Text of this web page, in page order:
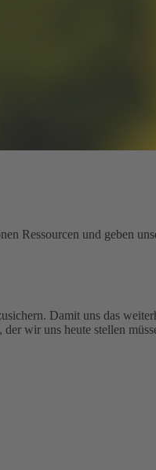
Ressourcen und geben
Damit uns das
wir uns heute stellen